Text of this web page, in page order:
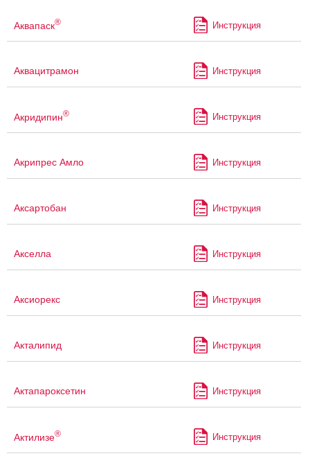
Аквапаск® Инструкция
Аквацитрамон Инструкция
Акридипин® Инструкция
Акрипрес Амло Инструкция
Аксартобан Инструкция
Акселла Инструкция
Аксиорекс Инструкция
Акталипид Инструкция
Актапароксетин Инструкция
Актилизе® Инструкция